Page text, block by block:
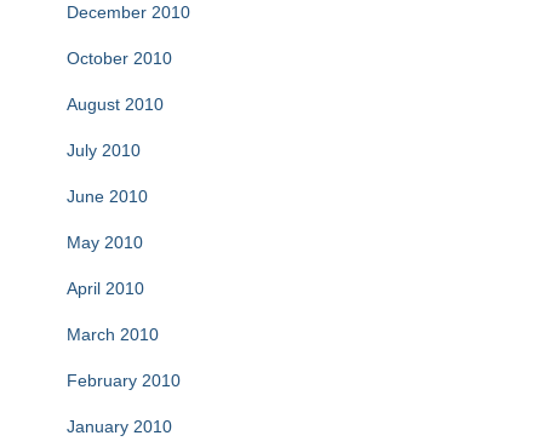
December 2010
October 2010
August 2010
July 2010
June 2010
May 2010
April 2010
March 2010
February 2010
January 2010